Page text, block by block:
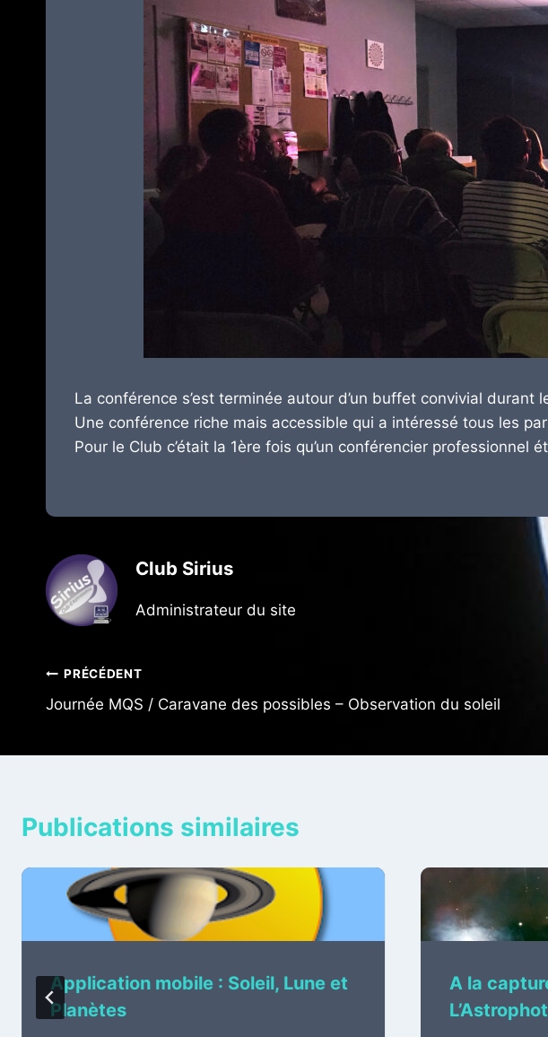
La conférence s’est terminée autour d’un buffet convivial
Une conférence riche mais accessible qui a intéressé tous les
Pour le Club c’était la 1ère fois qu’un conférencier professionnel
Club Sirius
Administrateur du site
Navigation
de
l’article
PRÉCÉDENT
Journée MQS / Caravane des possibles – Observation du soleil
Publications similaires
Application mobile : Soleil, Lune et
Planètes
A la